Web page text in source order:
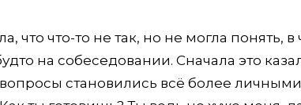
что что-то не так, но не могла понять, в
на собеседовании. Сначала это
становились всё более